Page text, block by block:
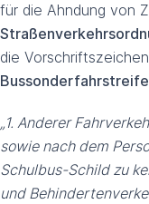
für die Ahndung von
die
„1. Anderer
sowie nach dem
Schulbus-Schild zu
und